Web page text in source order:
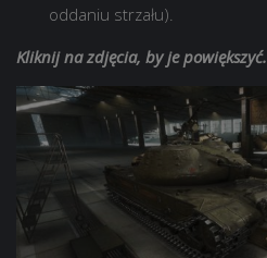
oddaniu strzału).
Kliknij na zdjęcia, by je powiększyć.